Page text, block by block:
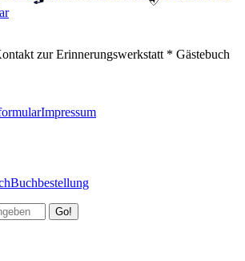
zur Erinnerungswerkstatt * Gästebuch
Impressum
Buchbestellung